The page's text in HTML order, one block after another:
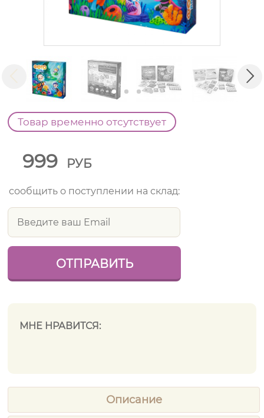
Товар временно отсутствует
999 РУБ
сообщить о поступлении на склад:
МНЕ НРАВИТСЯ:
Описание